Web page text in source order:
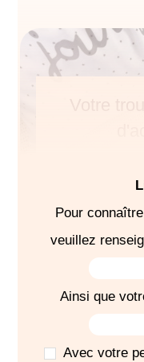
Pour
veuillez
Ainsi que
Avec votre
SÉJOUR
pyjamas
2 brassières laine
Chaussettes